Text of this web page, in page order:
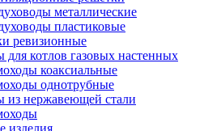
металлические
пластиковые
ревизионные
котлов газовых настенных
коаксиальные
однотрубные
из нержавеющей стали
изделия